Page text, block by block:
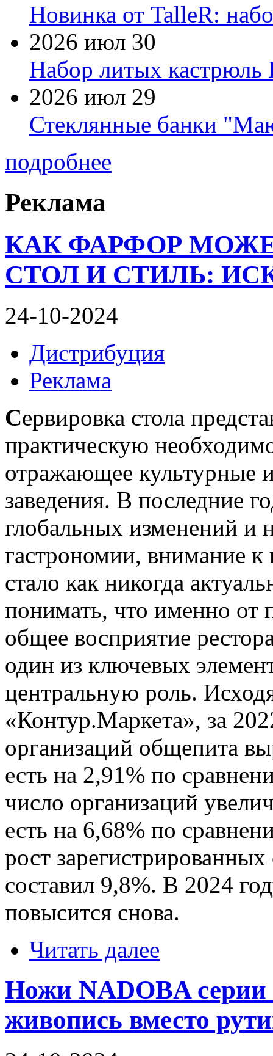
Новинка от TalleR:
2026 июл 30
Набор литых кастрюль
2026 июл 29
Стеклянные банки
подробнее
Реклама
КАК ФАРФОР
СТОЛ И СТИЛЬ:
24-10-2024
Дистрибуция
Реклама
Сервировка стола
практическую
отражающее культурные
заведения. В последние
глобальных изменений и
гастрономии, внимание к
стало как никогда
понимать, что именно от
общее восприятие
один из ключевых
центральную роль.
«Контур.Маркета», за
организаций общепита
есть на 2,91% по
число организаций
есть на 6,68% по
рост
составил 9,8%. В 2024
повысится снова.
Читать далее
Ножи NADOBA
живопись вместо